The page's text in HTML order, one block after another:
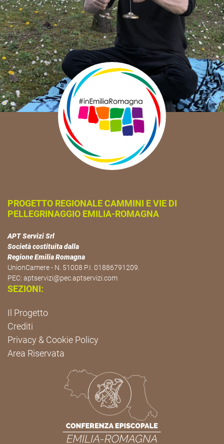
PROGETTO REGIONALE CAMMINI E VIE DI
PELLEGRINAGGIO EMILIA-ROMAGNA
APT Servizi Srl
Società costituita dalla
Regione Emilia Romagna
UnionCamere - N. 51008 P.I. 01886791209.
PEC: aptservizi@pec.aptservizi.com
SEZIONI:
Il Progetto
Crediti
Privacy & Cookie Policy
Area Riservata